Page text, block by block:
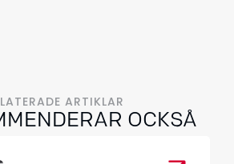
ARTIKLAR
OCKSÅ